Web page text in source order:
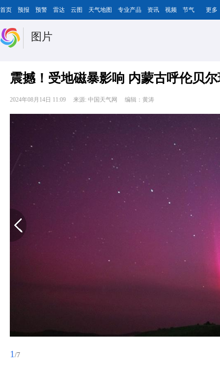
首页 预报 预警 雷达 云图 天气地图 专业产品 资讯 视频 节气 更多
图片
震撼！受地磁暴影响 内蒙古呼伦贝
2024年08月14日 11:09 来源: 中国天气网 编辑：黄涛
1 /7